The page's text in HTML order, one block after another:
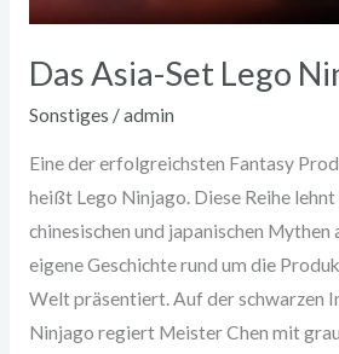
Das Asia-Set Lego
Sonstiges /admin
Eine der erfolgreichsten Fantasy
heißt Lego Ninjago. Diese Reihe lehnt
chinesischen und japanischen Mythen
eigene Geschichte rund um die
Welt präsentiert. Auf der schwarzen
Ninjago regiert Meister Chen mit